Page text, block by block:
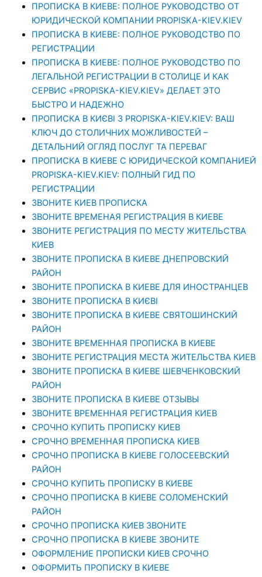
ПРОПИСКА В КИЕВЕ: ПОЛНОЕ РУКОВОДСТВО ОТ
ЮРИДИЧЕСКОЙ КОМПАНИИ PROPISKA-KIEV.KIEV
ПРОПИСКА В КИЕВЕ: ПОЛНОЕ РУКОВОДСТВО ПО
РЕГИСТРАЦИИ
ПРОПИСКА В КИЕВЕ: ПОЛНОЕ РУКОВОДСТВО ПО
ЛЕГАЛЬНОЙ РЕГИСТРАЦИИ В СТОЛИЦЕ И КАК
СЕРВИС «PROPISKA-KIEV.KIEV» ДЕЛАЕТ ЭТО
БЫСТРО И НАДЕЖНО
ПРОПИСКА В КИЄВІ З PROPISKA-KIEV.KIEV: ВАШ
КЛЮЧ ДО СТОЛИЧНИХ МОЖЛИВОСТЕЙ –
ДЕТАЛЬНИЙ ОГЛЯД ПОСЛУГ ТА ПЕРЕВАГ
ПРОПИСКА В КИЕВЕ С ЮРИДИЧЕСКОЙ КОМПАНИЕЙ
PROPISKA-KIEV.KIEV: ПОЛНЫЙ ГИД ПО
РЕГИСТРАЦИИ
ЗВОНИТЕ КИЕВ ПРОПИСКА
ЗВОНИТЕ ВРЕМЕНАЯ РЕГИСТРАЦИЯ В КИЕВЕ
ЗВОНИТЕ РЕГИСТРАЦИЯ ПО МЕСТУ ЖИТЕЛЬСТВА
КИЕВ
ЗВОНИТЕ ПРОПИСКА В КИЕВЕ ДНЕПРОВСКИЙ
РАЙОН
ЗВОНИТЕ ПРОПИСКА В КИЕВЕ ДЛЯ ИНОСТРАНЦЕВ
ЗВОНИТЕ ПРОПИСКА В КИЄВІ
ЗВОНИТЕ ПРОПИСКА В КИЕВЕ СВЯТОШИНСКИЙ
РАЙОН
ЗВОНИТЕ ВРЕМЕННАЯ ПРОПИСКА В КИЕВЕ
ЗВОНИТЕ РЕГИСТРАЦИЯ МЕСТА ЖИТЕЛЬСТВА КИЕВ
ЗВОНИТЕ ПРОПИСКА В КИЕВЕ ШЕВЧЕНКОВСКИЙ
РАЙОН
ЗВОНИТЕ ПРОПИСКА В КИЕВЕ ОТЗЫВЫ
ЗВОНИТЕ ВРЕМЕННАЯ РЕГИСТРАЦИЯ КИЕВ
СРОЧНО КУПИТЬ ПРОПИСКУ КИЕВ
СРОЧНО ВРЕМЕННАЯ ПРОПИСКА КИЕВ
СРОЧНО ПРОПИСКА В КИЕВЕ ГОЛОСЕЕВСКИЙ
РАЙОН
СРОЧНО КУПИТЬ ПРОПИСКУ В КИЕВЕ
CРОЧНО ПРОПИСКА В КИЕВЕ СОЛОМЕНСКИЙ
РАЙОН
СРОЧНО ПРОПИСКА КИЕВ ЗВОНИТЕ
СРОЧНО ПРОПИСКА В КИЕВЕ ЗВОНИТЕ
ОФОРМЛЕНИЕ ПРОПИСКИ КИЕВ СРОЧНО
ОФОРМИТЬ ПРОПИСКУ В КИЕВЕ